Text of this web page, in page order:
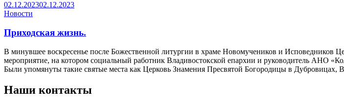
02.12.202302.12.2023
Новости
Приходская жизнь.
В минувшее воскресенье после Божественной литургии в храме Новомучеников и Исповедников
мероприятие, на котором социальный работник Владивостокской епархии и руководитель АНО
Были упомянуты такие святые места как Церковь Знамения Пресвятой Богородицы в Дубровицах,
Наши контакты